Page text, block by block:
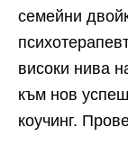
семейни
високи нива
към нов
коучинг.